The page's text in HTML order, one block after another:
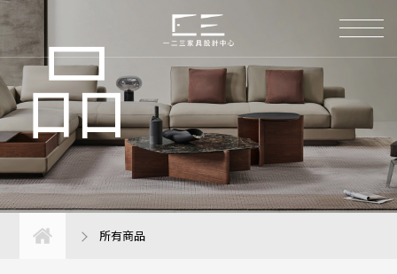
品
所有商品
涼夏計畫｜優惠活動
沙發系列
椅子系列